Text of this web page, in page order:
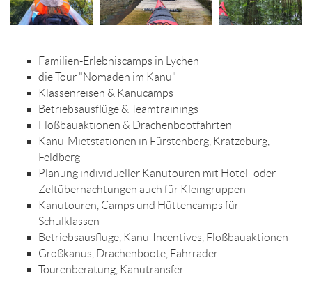
Familien-Erlebniscamps in Lychen
die Tour "Nomaden im Kanu"
Klassenreisen & Kanucamps
Betriebsausflüge & Teamtrainings
Floßbauaktionen & Drachenbootfahrten
Kanu-Mietstationen in Fürstenberg, Kratzeburg,
Feldberg
Planung individueller Kanutouren mit Hotel- oder
Zeltübernachtungen auch für Kleingruppen
Kanutouren, Camps und Hüttencamps für
Schulklassen
Betriebsausflüge, Kanu-Incentives, Floßbauaktionen
Großkanus, Drachenboote, Fahrräder
Tourenberatung, Kanutransfer